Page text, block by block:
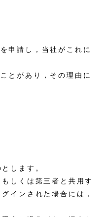
申請し，当社がこれに
とがあり，その理由に
します。
しくは第三者と共用す
インされた場合には，